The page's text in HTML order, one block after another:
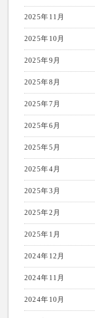
2025年11月
2025年10月
2025年9月
2025年8月
2025年7月
2025年6月
2025年5月
2025年4月
2025年3月
2025年2月
2025年1月
2024年12月
2024年11月
2024年10月